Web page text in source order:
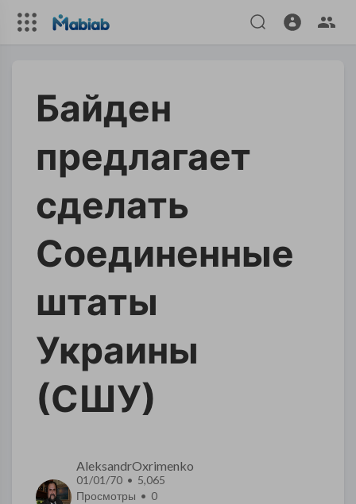
Байден
предлагает
сделать
Соединенные
штаты
Украины
(СШУ)
AleksandrOxrimenko
01/01/70 • 5,065
Просмотры • 0